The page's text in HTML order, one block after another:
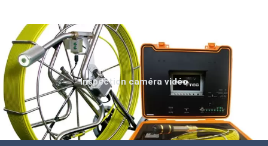
Inspection caméra vidéo